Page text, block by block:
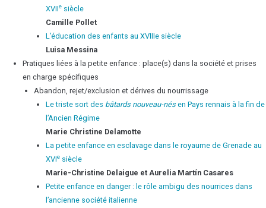
XVIIesiècle
Camille Pollet
L’éducation des enfants au XVIIIe siècle
Luisa Messina
Pratiques liées à la petite enfance : place(s) dans la société et prises
en charge spécifiques
Abandon, rejet/exclusion et dérives du nourrissage
Le triste sort des bâtards nouveau-nésen Pays rennais à la fin de
l’Ancien Régime
Marie Christine Delamotte
La petite enfance en esclavage dans le royaume de Grenade au
XVIesiècle
Marie-Christine Delaigue et Aurelia Martín Casares
Petite enfance en danger : le rôle ambigu des nourrices dans
l’ancienne société italienne